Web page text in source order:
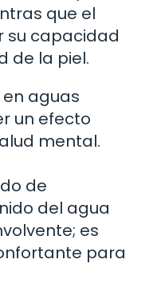
que el
su capacidad
de la piel.
aguas
un efecto
mental.
de
del agua
es
para